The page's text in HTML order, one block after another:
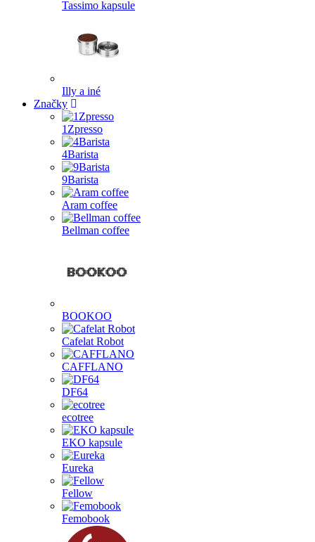
Tassimo kapsule
Illy a iné
Značky
1Zpresso
4Barista
9Barista
Aram coffee
Bellman coffee
BOOKOO
Cafelat Robot
CAFFLANO
DF64
ecotree
EKO kapsule
Eureka
Fellow
Femobook